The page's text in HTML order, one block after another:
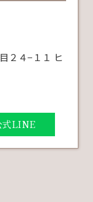
２４−１１ ヒ
式LINE